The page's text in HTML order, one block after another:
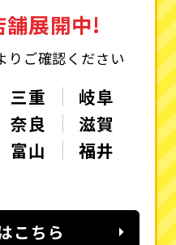
舗展開中!
りご確認ください
三重
岐阜
奈良
滋賀
富山
福井
こちら